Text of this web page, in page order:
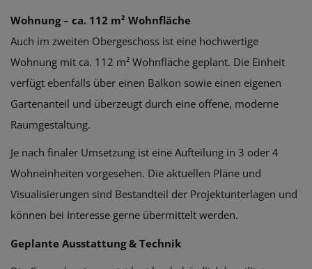
Wohnung – ca. 112 m² Wohnfläche
Auch im zweiten Obergeschoss ist eine hochwertige
Wohnung mit ca. 112 m² Wohnfläche geplant. Die Einheit
verfügt ebenfalls über einen Balkon sowie einen eigenen
Gartenanteil und überzeugt durch eine offene, moderne
Raumgestaltung.
Je nach finaler Umsetzung ist eine Aufteilung in 3 oder 4
Wohneinheiten vorgesehen. Die aktuellen Pläne und
Visualisierungen sind Bestandteil der Projektunterlagen und
können bei Interesse gerne übermittelt werden.
Geplante Ausstattung & Technik